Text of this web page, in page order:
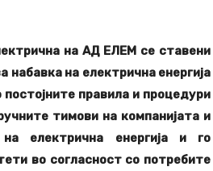
на АД ЕЛЕМ се ставени
набавка на електрична енергија
правила и процедури
тимови на компанијата и
електрична енергија и го
во согласност со потребите